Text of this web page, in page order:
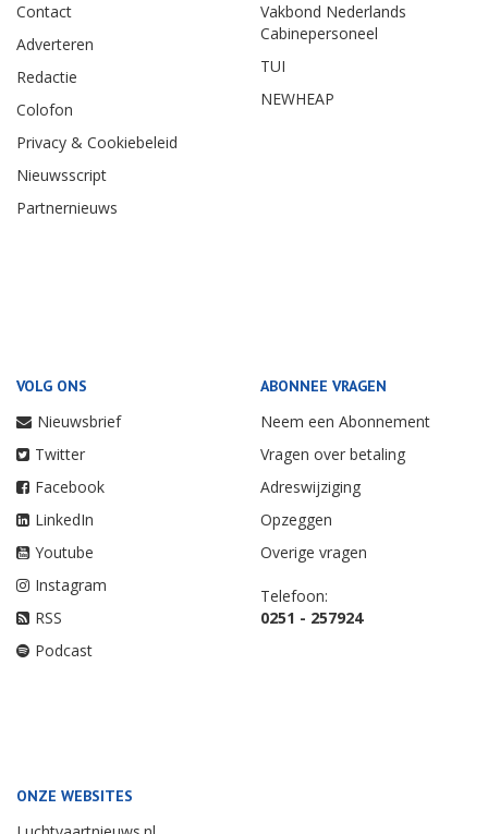
Contact
Adverteren
Redactie
Colofon
Privacy & Cookiebeleid
Nieuwsscript
Partnernieuws
Vakbond Nederlands
Cabinepersoneel
TUI
NEWHEAP
VOLG ONS
Nieuwsbrief
Twitter
Facebook
LinkedIn
Youtube
Instagram
RSS
Podcast
ABONNEE VRAGEN
Neem een Abonnement
Vragen over betaling
Adreswijziging
Opzeggen
Overige vragen
Telefoon:
0251 - 257924
ONZE WEBSITES